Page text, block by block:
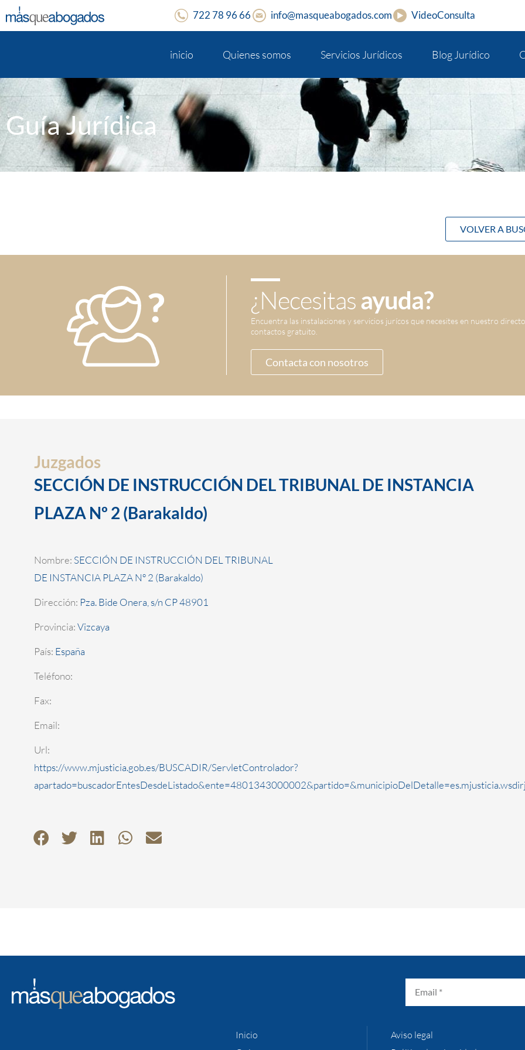
722 78 96 66 info@masqueabogados.com VideoConsulta
inicio Quienes somos Servicios Jurídicos Blog Jurídico
Guía Jurídica
VOLVER A
¿Necesitasayuda?
Encuentra las instalaciones y servicios jurícos que necesites en nuestro
contactos gratuito.
Contacta con nosotros
Juzgados
SECCIÓN DE INSTRUCCIÓN DEL TRIBUNAL DE INSTANCIA
PLAZA Nº 2 (Barakaldo)
Nombre: SECCIÓN DE INSTRUCCIÓN DEL TRIBUNAL
DE INSTANCIA PLAZA Nº 2 (Barakaldo)
Dirección: Pza. Bide Onera, s/n CP 48901
Provincia:Vizcaya
País: España
Teléfono:
Fax:
Email:
Url:
https://www.mjusticia.gob.es/BUSCADIR/ServletControlador?
Inicio
Aviso legal